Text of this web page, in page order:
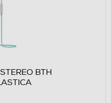
BTH